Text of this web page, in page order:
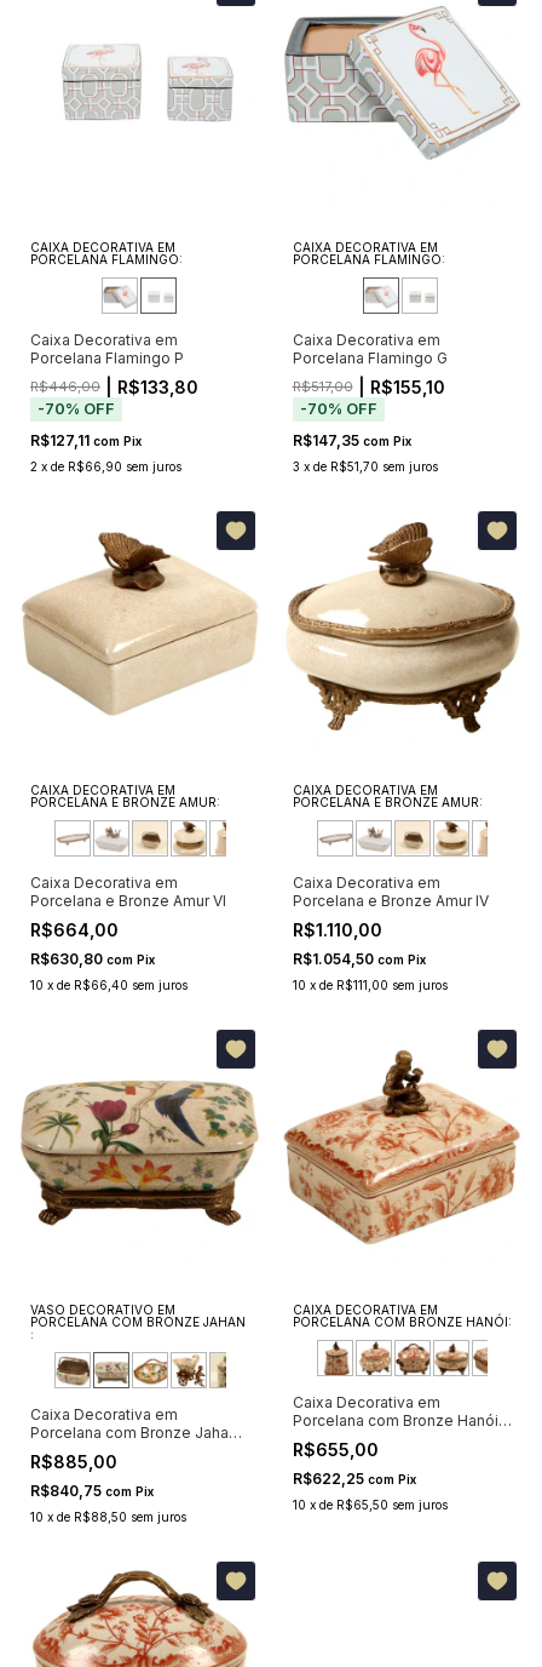
CAIXA DECORATIVA EM
PORCELANA FLAMINGO:
Caixa Decorativa em
Porcelana Flamingo P
R$446,00 | R$133,80
-70% OFF
R$127,11 com Pix
2 x de R$66,90 sem juros
CAIXA DECORATIVA EM
PORCELANA FLAMINGO:
Caixa Decorativa em
Porcelana Flamingo G
R$517,00| R$155,10
-70% OFF
R$147,35 com Pix
3 x de R$51,70 sem juros
CAIXA DECORATIVA EM
PORCELANA E BRONZE AMUR:
Caixa Decorativa em
Porcelana e Bronze Amur VI
R$664,00
R$630,80 com Pix
10 x de R$66,40 sem juros
CAIXA DECORATIVA EM
PORCELANA E BRONZE AMUR:
Caixa Decorativa em
Porcelana e Bronze Amur IV
R$1.110,00
R$1.054,50 com Pix
10 x de R$111,00 sem juros
VASO DECORATIVO EM
PORCELANA COM BRONZE JAHAN
:
Caixa Decorativa em
Porcelana com Bronze Jahan
R$885,00
R$840,75 com Pix
10 x de R$88,50 sem juros
CAIXA DECORATIVA EM
PORCELANA COM BRONZE HANÓI:
Caixa Decorativa em
Porcelana com Bronze Hanói
R$655,00
R$622,25 com Pix
10 x de R$65,50 sem juros